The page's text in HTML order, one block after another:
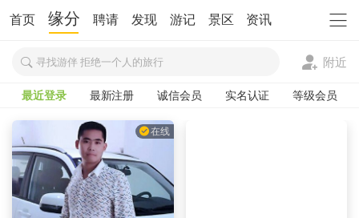
首页 缘分 聘请 发现 游记 景区 资讯
寻找游伴 拒绝一个人的旅行 附近
最近登录 最新注册 诚信会员 实名认证 等级会员
在线